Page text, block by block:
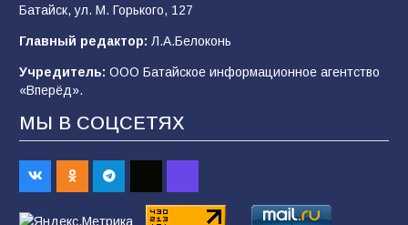
после выборов: в Госдуме дали ответ
94 06.08.2026
«Пургу нести — не поля переходить»: почему
заявления о мобилизации — это
пропагандистский вброс
01.08.2026
Батайск, ул. М. Горького, 127
Главный редактор: Л.А.Белоконь
Учредитель: ООО Батайское информационное агентство
«Вперёд».
МЫ В СОЦСЕТЯХ